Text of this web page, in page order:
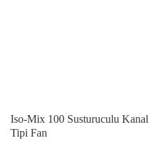
Iso-Mix 100 Susturuculu Kanal
Tipi Fan